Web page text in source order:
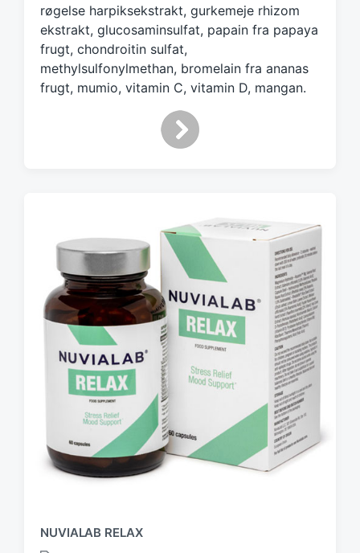
røgelse harpiksekstrakt, gurkemeje rhizom
ekstrakt, glucosaminsulfat, papain fra papaya
frugt, chondroitin sulfat,
methylsulfonylmethan, bromelain fra ananas
frugt, mumio, vitamin C, vitamin D, mangan.
NUVIALAB RELAX